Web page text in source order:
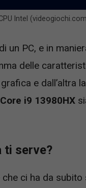
Intel
un PC, e in
delle
e dall’altra la
Core i9 13980HX
ti serve?
ci ha da